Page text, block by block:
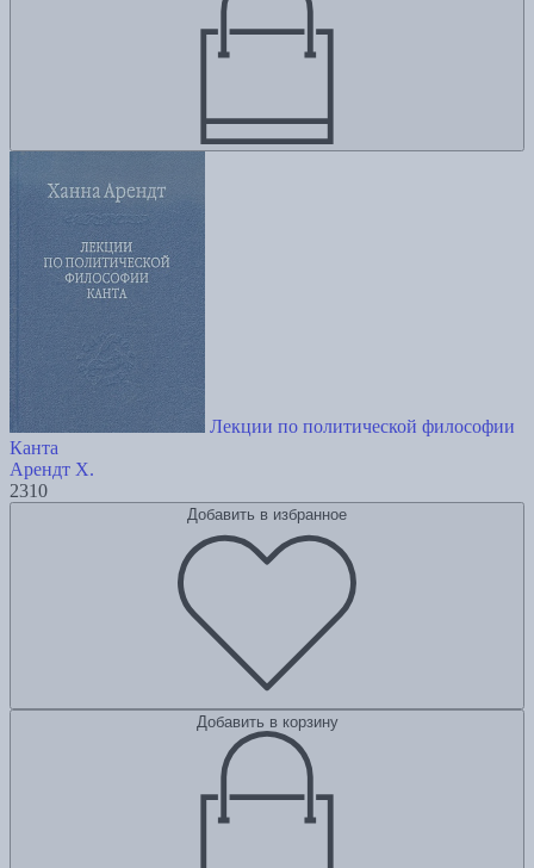
Лекции по политической философии
Канта
Арендт Х.
2310
Добавить в избранное
Добавить в корзину